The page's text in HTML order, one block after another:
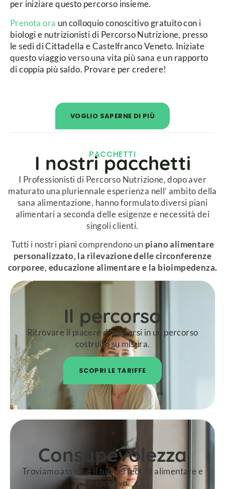
per iniziare questo percorso insieme.
Prenota ora un colloquio conoscitivo gratuito con i
biologi e nutrizionisti di Percorso Nutrizione, presso
le sedi di Cittadella e Castelfranco Veneto. Iniziate
questo viaggio verso una vita più sana e un rapporto
di coppia più saldo. Provare per credere!
VOGLIO SAPERNE DI PIÙ
PACCHETTI​
I nostri pacchetti​
I Professionisti di Percorso Nutrizione, dopo aver
maturato una pluriennale esperienza nell’ ambito della
sana alimentazione, hanno formulato diversi piani
alimentari a seconda delle esigenze e necessità dei
singoli clienti.
Tutti i nostri piani comprendono un piano alimentare
personalizzato, la rilevazione delle circonferenze
corporee, educazione alimentare e la bioimpedenza.
Il percorso
Ritrovare il piacere di piacersi in un percorso
costruito su misura.
SCOPRI LE TARIFFE
Consapevolezza
Troviamo assieme il tuo perfect fit alimentare e
sportivo.